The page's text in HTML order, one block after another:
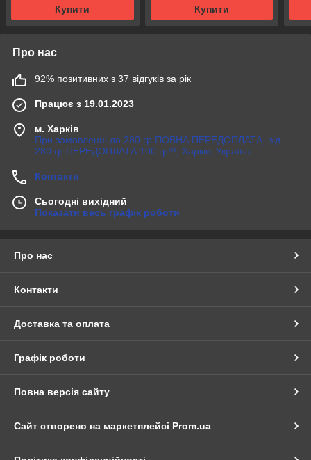
Купити Купити
Про нас
92% позитивних з 37 відгуків за рік
Працює з 19.01.2023
м. Харків
При замовленні до 280 гр ПОВНА ПЕРЕДОПЛАТА, від
280 гр ПЕРЕДОПЛАТА 100 гр!!!, Харків, Україна
Контакти
Сьогодні вихідний
Показати весь графік роботи
Про нас
Контакти
Доставка та оплата
Графік роботи
Повна версія сайту
Сайт створено на маркетплейсі Prom.ua